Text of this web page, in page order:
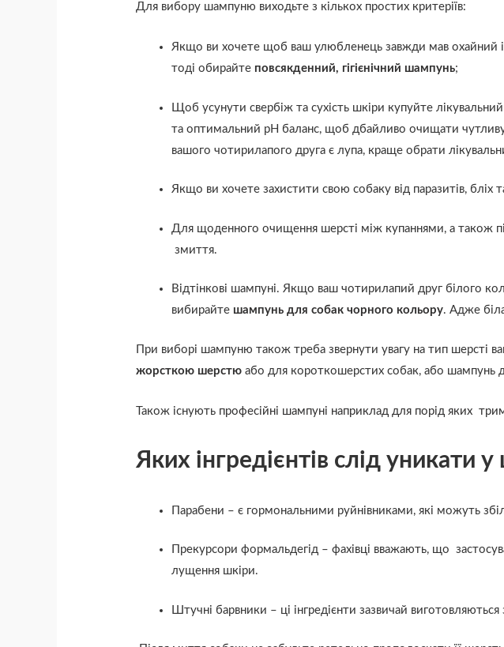
Для вибору шампуню виходьте з кількох простих критеріїв:
Якщо ви хочете щоб ваш улюбленець завжди мав охайний
тоді обирайте повсякденний, гігієнічний шампунь;
Щоб усунути свербіж та сухість шкіри купуйте
та оптимальний рН баланс, щоб дбайливо очищати
вашого чотирилапого друга є лупа, краще обрати
Якщо ви хочете захистити свою собаку від паразитів, бліх
Для щоденного очищення шерсті між купаннями, а також
змиття.
Відтінкові шампуні. Якщо ваш чотирилапий друг білого
вибирайте шампунь для собак чорного кольору. Адже
При виборі шампуню також треба звернути увагу на тип шерсті
жорсткою шерстю або для короткошерстих собак, або шампунь
Також існують професійні шампуні наприклад для порід яких
Яких інгредієнтів слід уникати
Парабени – є гормональними руйнівниками, які можуть
Прекурсори формальдегід – фахівці вважають, що
лущення шкіри.
Штучні барвники – ці інгредієнти зазвичай